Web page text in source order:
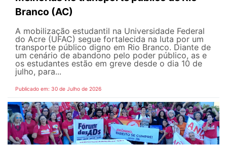
Branco (AC)
A mobilização estudantil na Universidade Federal
do Acre (UFAC) segue fortalecida na luta por um
transporte público digno em Rio Branco. Diante de
um cenário de abandono pelo poder público, as e
os estudantes estão em greve desde o dia 10 de
julho, para...
Publicado em: 30 de Julho de 2026